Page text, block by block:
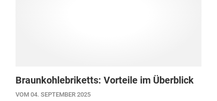
Braunkohlebriketts: Vorteile im Überblick
VOM 04. SEPTEMBER 2025